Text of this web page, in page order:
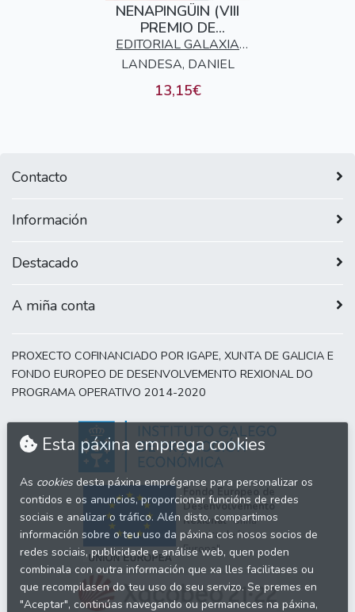
NENAPINGÜIN (VIII
PREMIO DE
LITERATURA
INFANTIL CARLOS
EDITORIAL GALAXIA
S.A.
LANDESA, DANIEL
13,15€
Contacto
Información
Destacado
A miña conta
PROXECTO COFINANCIADO POR IGAPE, XUNTA DE GALICIA E
FONDO EUROPEO DE DESENVOLVEMENTO REXIONAL DO
PROGRAMA OPERATIVO 2014-2020
Fondo Europeo de
Desenvolvemento
Rexional"Unha
maneira de facer
Europa"
Esta páxina emprega cookies
As cookiesdesta páxina empréganse para personalizar os
contidos e os anuncios, proporcionar funcións de redes
sociais e analizar o tráfico. Alén disto, compartimos
información sobre o teu uso da páxina cos nosos socios de
redes sociais, publicidade e análise web, quen poden
combinala con outra información que xa lles facilitases ou
que recompilasen do teu uso do seu servizo. Se premes en
"Aceptar", continúas navegando ou permaneces na páxina,